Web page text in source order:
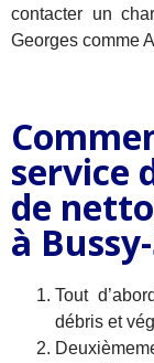
contacter un
Georges comme
service
de
à
Tout
débris et